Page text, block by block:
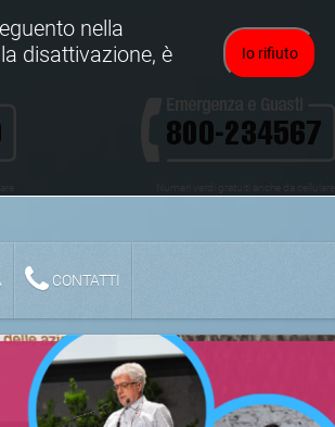
Numeri verdi gratuiti anche da cellulare
CONTATTI
Io rifiuto
nella
disattivazione, è